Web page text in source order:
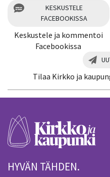
KESKUSTELE
FACEBOOKISSA
Keskustele ja kommentoi
Facebookissa
Tilaa Kirkko ja
HYVÄN TÄHDEN.